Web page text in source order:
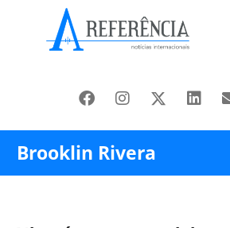
Brooklin Rivera